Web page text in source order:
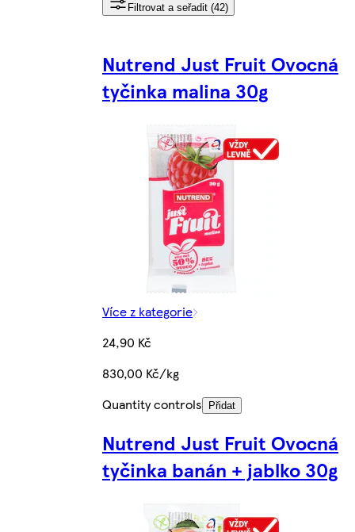
Filtrovat a seřadit (42)
Nutrend Just Fruit Ovocná
tyčinka malina 30g
Více z kategorie
24,90 Kč
830,00 Kč/kg
Quantity controls
Přidat
Nutrend Just Fruit Ovocná
tyčinka banán + jablko 30g